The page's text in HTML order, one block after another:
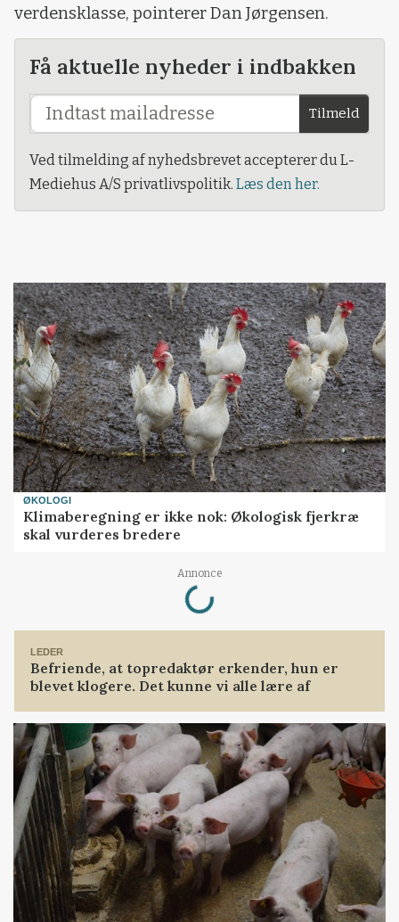
verdensklasse, pointerer Dan Jørgensen.
Få aktuelle nyheder i indbakken
Tilmeld
Ved tilmelding af nyhedsbrevet accepterer du L-
Mediehus A/S privatlivspolitik. Læs den her.
ØKOLOGI
Klimaberegning er ikke nok: Økologisk fjerkræ
skal vurderes bredere
Annonce
Loading...
LEDER
Befriende, at topredaktør erkender, hun er
blevet klogere. Det kunne vi alle lære af